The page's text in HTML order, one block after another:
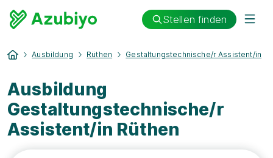
Stellen finden
Ausbildung Rüthen Gestaltungstechnische/r Assistent/in
Ausbildung
Gestaltungstechnische/r
Assistent/in Rüthen